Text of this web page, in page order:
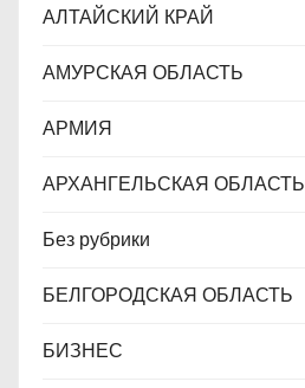
с
я
м
АЛТАЙСКИЙ КРАЙ
АМУРСКАЯ ОБЛАСТЬ
АРМИЯ
АРХАНГЕЛЬСКАЯ ОБЛАСТЬ
Без рубрики
БЕЛГОРОДСКАЯ ОБЛАСТЬ
БИЗНЕС